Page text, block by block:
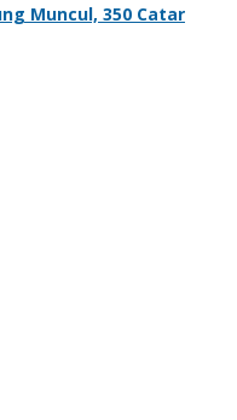
Muncul, 350 Catar